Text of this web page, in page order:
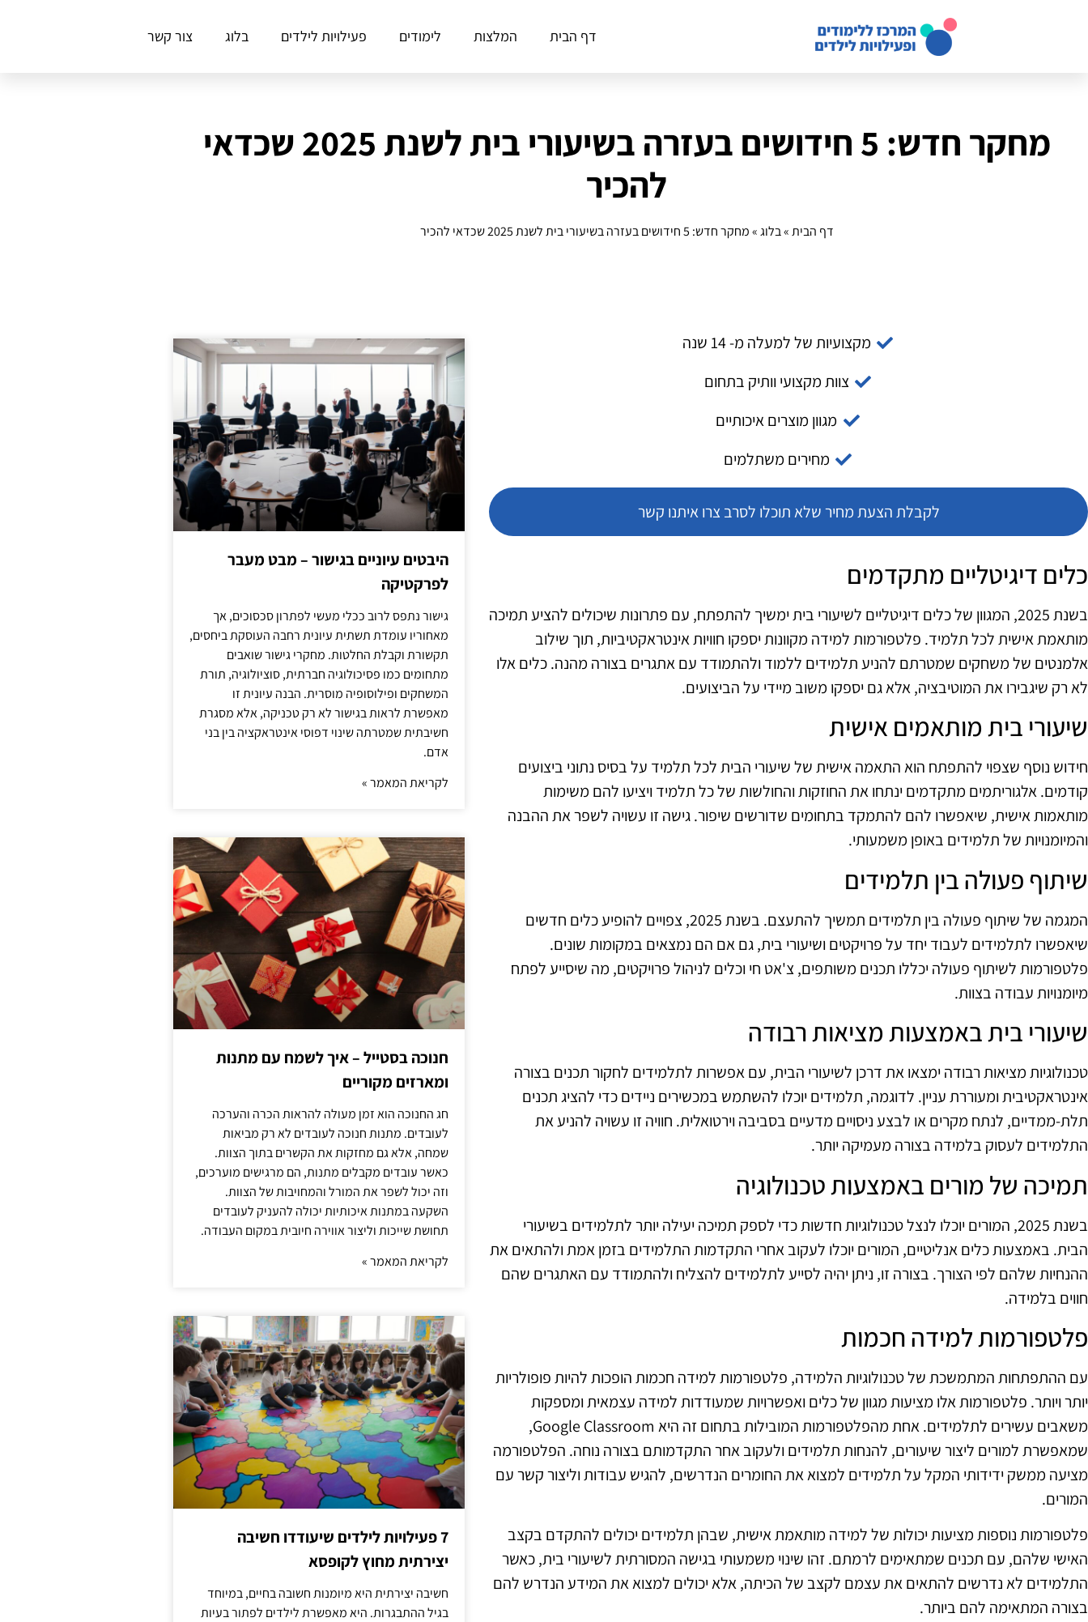
דף הבית המלצות לימודים פעילויות לילדים בלוג צור קשר
מחקר חדש: 5 חידושים בעזרה בשיעורי בית לשנת 2025 שכדאי
להכיר
דף הבית»בלוג»מחקר חדש: 5 חידושים בעזרה בשיעורי בית לשנת 2025 שכדאי להכיר
מקצועיות של למעלה מ- 14 שנה
צוות מקצועי וותיק בתחום
מגוון מוצרים איכותיים
מחירים משתלמים
לקבלת הצעת מחיר שלא תוכלו לסרב צרו איתנו קשר
כלים דיגיטליים מתקדמים
בשנת 2025, המגוון של כלים דיגיטליים לשיעורי בית ימשיך להתפתח, עם פתרונות שיכולים להציע תמיכה
מותאמת אישית לכל תלמיד. פלטפורמות למידה מקוונות יספקו חוויות אינטראקטיביות, תוך שילוב
אלמנטים של משחקים שמטרתם להניע תלמידים ללמוד ולהתמודד עם אתגרים בצורה מהנה. כלים אלו
לא רק שיגבירו את המוטיבציה, אלא גם יספקו משוב מיידי על הביצועים.
שיעורי בית מותאמים אישית
חידוש נוסף שצפוי להתפתח הוא התאמה אישית של שיעורי הבית לכל תלמיד על בסיס נתוני ביצועים
קודמים. אלגוריתמים מתקדמים ינתחו את החוזקות והחולשות של כל תלמיד ויציעו להם משימות
מותאמות אישית, שיאפשרו להם להתמקד בתחומים שדורשים שיפור. גישה זו עשויה לשפר את ההבנה
והמיומנויות של תלמידים באופן משמעותי.
שיתוף פעולה בין תלמידים
המגמה של שיתוף פעולה בין תלמידים תמשיך להתעצם. בשנת 2025, צפויים להופיע כלים חדשים
שיאפשרו לתלמידים לעבוד יחד על פרויקטים ושיעורי בית, גם אם הם נמצאים במקומות שונים.
פלטפורמות לשיתוף פעולה יכללו תכנים משותפים, צ'אט חי וכלים לניהול פרויקטים, מה שיסייע לפתח
מיומנויות עבודה בצוות.
שיעורי בית באמצעות מציאות רבודה
טכנולוגיות מציאות רבודה ימצאו את דרכן לשיעורי הבית, עם אפשרות לתלמידים לחקור תכנים בצורה
אינטראקטיבית ומעוררת עניין. לדוגמה, תלמידים יוכלו להשתמש במכשירים ניידים כדי להציג תכנים
תלת-ממדיים, לנתח מקרים או לבצע ניסויים מדעיים בסביבה וירטואלית. חוויה זו עשויה להניע את
התלמידים לעסוק בלמידה בצורה מעמיקה יותר.
תמיכה של מורים באמצעות טכנולוגיה
בשנת 2025, המורים יוכלו לנצל טכנולוגיות חדשות כדי לספק תמיכה יעילה יותר לתלמידים בשיעורי
הבית. באמצעות כלים אנליטיים, המורים יוכלו לעקוב אחרי התקדמות התלמידים בזמן אמת ולהתאים את
ההנחיות שלהם לפי הצורך. בצורה זו, ניתן יהיה לסייע לתלמידים להצליח ולהתמודד עם האתגרים שהם
חווים בלמידה.
פלטפורמות למידה חכמות
עם ההתפתחות המתמשכת של טכנולוגיות הלמידה, פלטפורמות למידה חכמות הופכות להיות פופולריות
יותר ויותר. פלטפורמות אלו מציעות מגוון של כלים ואפשרויות שמעודדות למידה עצמאית ומספקות
משאבים עשירים לתלמידים. אחת מהפלטפורמות המובילות בתחום זה היא Google Classroom,
שמאפשרת למורים ליצור שיעורים, להנחות תלמידים ולעקוב אחר התקדמותם בצורה נוחה. הפלטפורמה
מציעה ממשק ידידותי המקל על תלמידים למצוא את החומרים הנדרשים, להגיש עבודות וליצור קשר עם
המורים.
פלטפורמות נוספות מציעות יכולות של למידה מותאמת אישית, שבהן תלמידים יכולים להתקדם בקצב
האישי שלהם, עם תכנים שמתאימים לרמתם. זהו שינוי משמעותי בגישה המסורתית לשיעורי בית, כאשר
התלמידים לא נדרשים להתאים את עצמם לקצב של הכיתה, אלא יכולים למצוא את המידע הנדרש להם
בצורה המתאימה להם ביותר.
היבטים עיוניים בגישור – מבט מעבר
לפרקטיקה
גישור נתפס לרוב ככלי מעשי לפתרון סכסוכים, אך
מאחוריו עומדת תשתית עיונית רחבה העוסקת ביחסים,
תקשורת וקבלת החלטות. מחקרי גישור שואבים
מתחומים כמו פסיכולוגיה חברתית, סוציולוגיה, תורת
המשחקים ופילוסופיה מוסרית. הבנה עיונית זו
מאפשרת לראות בגישור לא רק טכניקה, אלא מסגרת
חשיבתית שמטרתה שינוי דפוסי אינטראקציה בין בני
אדם.
לקריאת המאמר »
חנוכה בסטייל – איך לשמח עם מתנות
ומארזים מקוריים
חג החנוכה הוא זמן מעולה להראות הכרה והערכה
לעובדים. מתנות חנוכה לעובדים לא רק מביאות
שמחה, אלא גם מחזקות את הקשרים בתוך הצוות.
כאשר עובדים מקבלים מתנות, הם מרגישים מוערכים,
וזה יכול לשפר את המורל והמחויבות של הצוות.
השקעה במתנות איכותיות יכולה להעניק לעובדים
תחושת שייכות וליצור אווירה חיובית במקום העבודה.
לקריאת המאמר »
7 פעילויות לילדים שיעודדו חשיבה
יצירתית מחוץ לקופסא
חשיבה יצירתית היא מיומנות חשובה בחיים, במיוחד
בגיל ההתבגרות. היא מאפשרת לילדים לפתור בעיות